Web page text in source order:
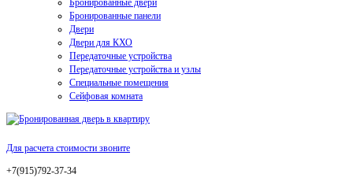
Бронированные двери
Бронированные панели
Двери
Двери для КХО
Передаточные устройства
Передаточные устройства и узлы
Специальные помещения
Сейфовая комната
Для расчета стоимости звоните
+7(915)792-37-34